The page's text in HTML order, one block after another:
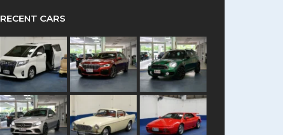
RECENT CARS